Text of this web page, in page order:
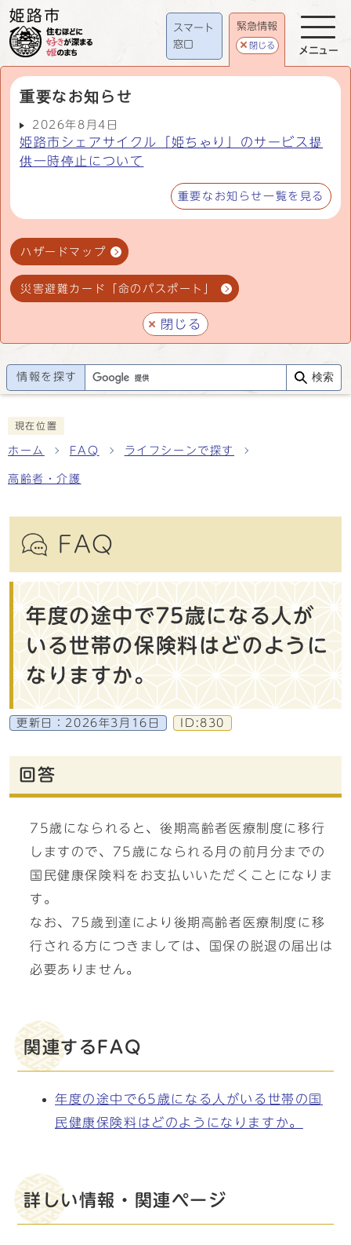
スマート
窓口
緊急情報
閉じる
重要なお知らせ
2026年8月4日
姫路市シェアサイクル「姫ちゃり」のサービス提
供一時停止について
重要なお知らせ一覧を見る
ハザードマップ
災害避難カード「命のパスポート」
閉じる
メニュー
情報を探す 検索
現在位置
ホーム FAQ ライフシーンで探す
高齢者・介護
FAQ
年度の途中で75歳になる人が
いる世帯の保険料はどのように
なりますか。
更新日： 2026年3月16日 ID:830
回答
75歳になられると、後期高齢者医療制度に移行
しますので、75歳になられる月の前月分までの
国民健康保険料をお支払いいただくことになりま
す。
なお、75歳到達により後期高齢者医療制度に移
行される方につきましては、国保の脱退の届出は
必要ありません。
関連するFAQ
年度の途中で65歳になる人がいる世帯の国
民健康保険料はどのようになりますか。
詳しい情報・関連ページ